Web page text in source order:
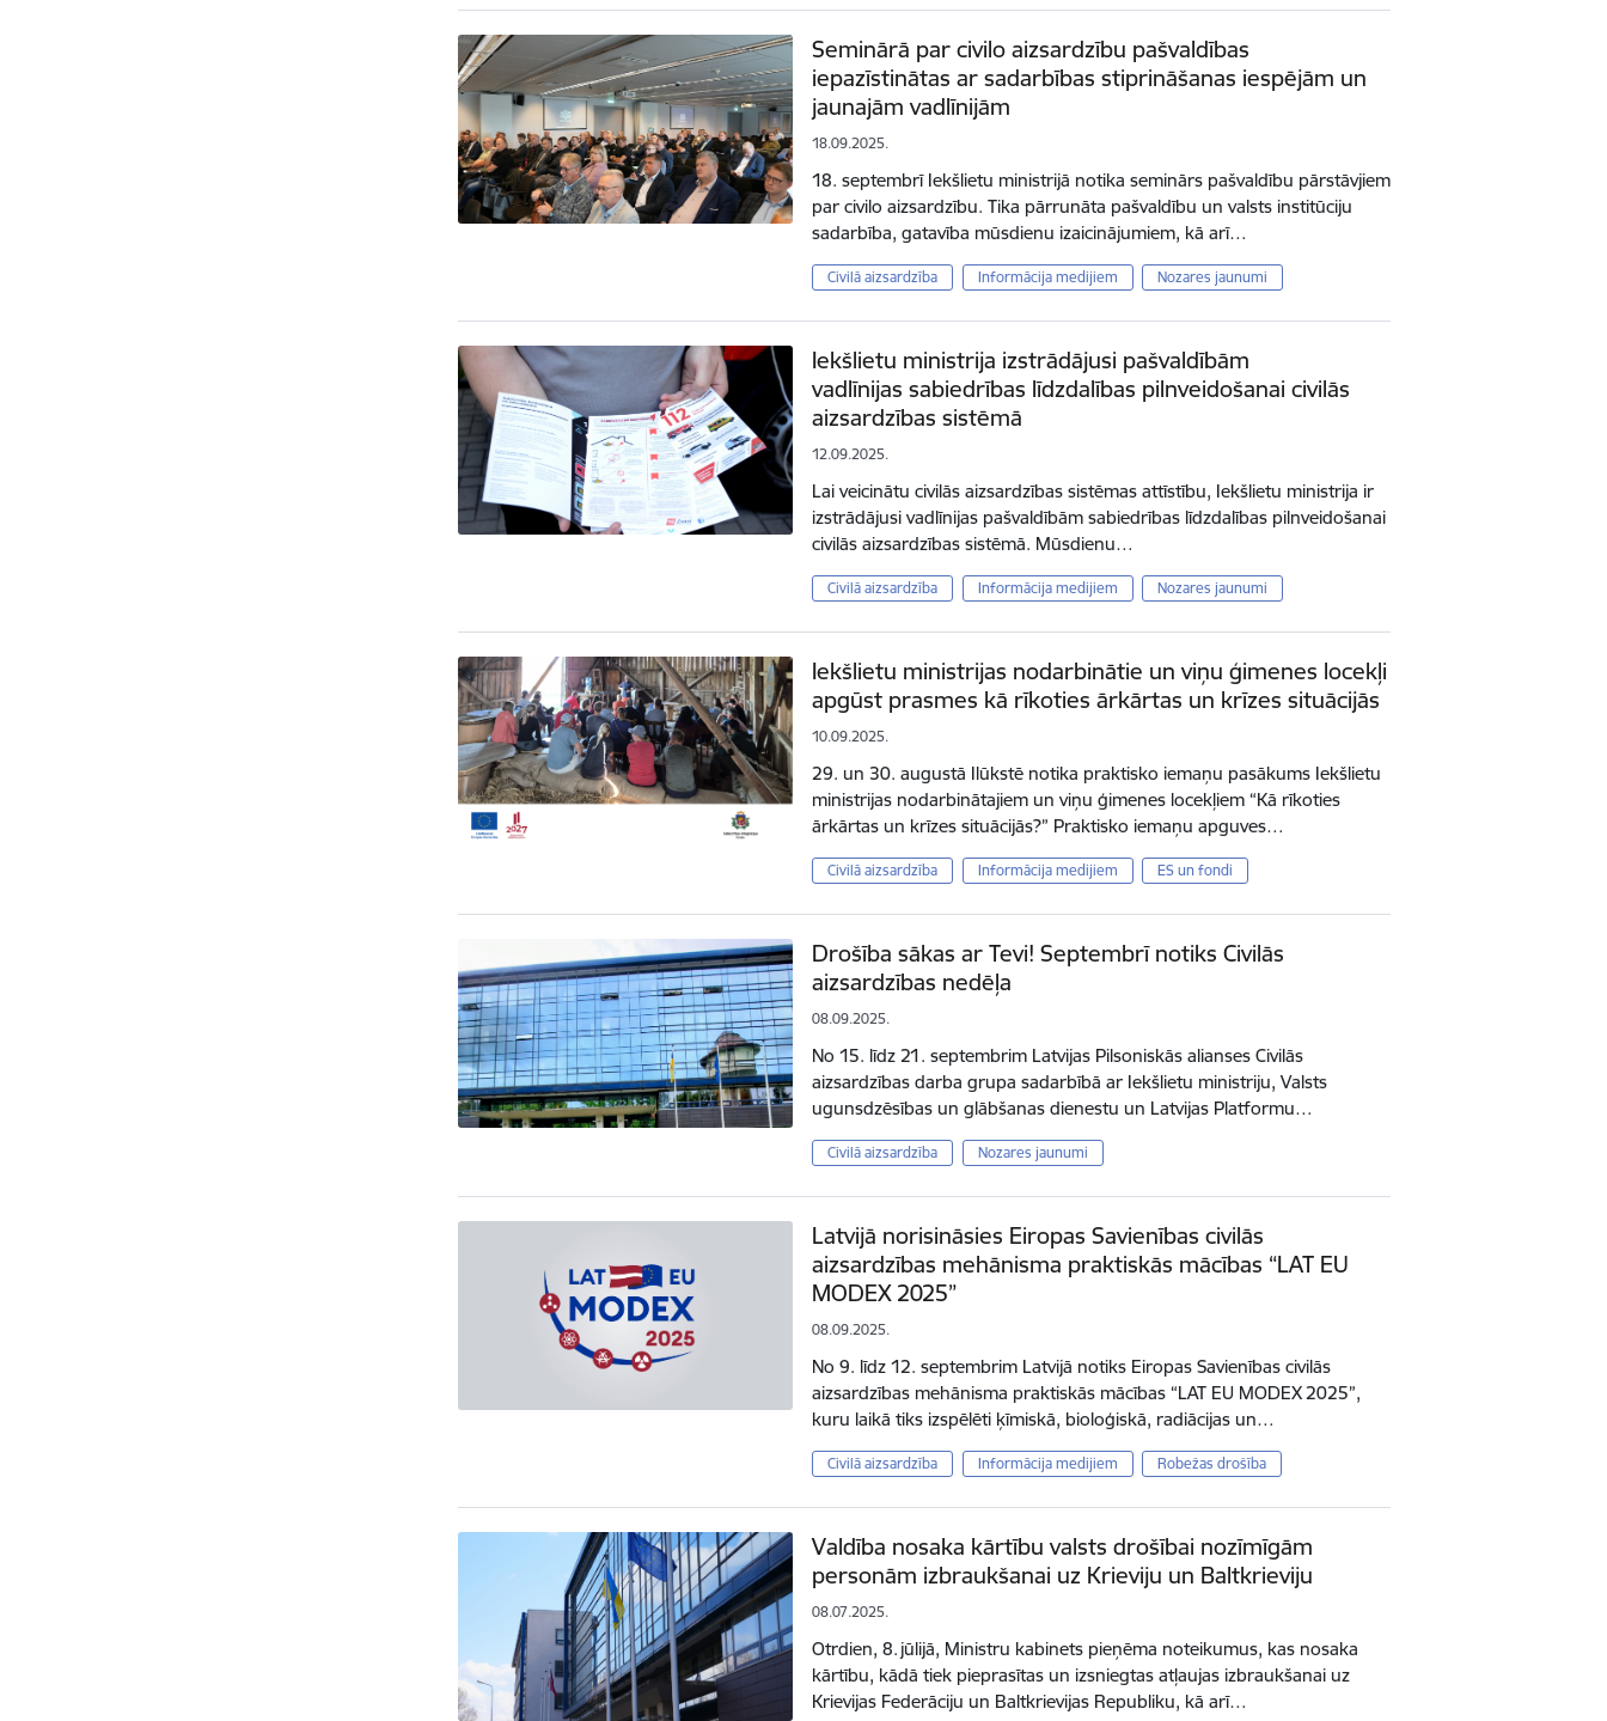
Seminārā par civilo aizsardzību pašvaldības
iepazīstinātas ar sadarbības stiprināšanas iespējām un
jaunajām vadlīnijām
18.09.2025.
18. septembrī Iekšlietu ministrijā notika seminārs pašvaldību pārstāvjiem
par civilo aizsardzību. Tika pārrunāta pašvaldību un valsts institūciju
sadarbība, gatavība mūsdienu izaicinājumiem, kā arī…
Civilā aizsardzība Informācija medijiem Nozares jaunumi
Iekšlietu ministrija izstrādājusi pašvaldībām
vadlīnijas sabiedrības līdzdalības pilnveidošanai civilās
aizsardzības sistēmā
12.09.2025.
Lai veicinātu civilās aizsardzības sistēmas attīstību, Iekšlietu ministrija ir
izstrādājusi vadlīnijas pašvaldībām sabiedrības līdzdalības pilnveidošanai
civilās aizsardzības sistēmā. Mūsdienu…
Civilā aizsardzība Informācija medijiem Nozares jaunumi
Iekšlietu ministrijas nodarbinātie un viņu ģimenes locekļi
apgūst prasmes kā rīkoties ārkārtas un krīzes situācijās
10.09.2025.
29. un 30. augustā Ilūkstē notika praktisko iemaņu pasākums Iekšlietu
ministrijas nodarbinātajiem un viņu ģimenes locekļiem “Kā rīkoties
ārkārtas un krīzes situācijās?” Praktisko iemaņu apguves…
Civilā aizsardzība Informācija medijiem ES un fondi
Drošība sākas ar Tevi! Septembrī notiks Civilās
aizsardzības nedēļa
08.09.2025.
No 15. līdz 21. septembrim Latvijas Pilsoniskās alianses Civilās
aizsardzības darba grupa sadarbībā ar Iekšlietu ministriju, Valsts
ugunsdzēsības un glābšanas dienestu un Latvijas Platformu…
Civilā aizsardzība Nozares jaunumi
Latvijā norisināsies Eiropas Savienības civilās
aizsardzības mehānisma praktiskās mācības “LAT EU
MODEX 2025”
08.09.2025.
No 9. līdz 12. septembrim Latvijā notiks Eiropas Savienības civilās
aizsardzības mehānisma praktiskās mācības “LAT EU MODEX 2025”,
kuru laikā tiks izspēlēti ķīmiskā, bioloģiskā, radiācijas un…
Civilā aizsardzība Informācija medijiem Robežas drošība
Valdība nosaka kārtību valsts drošībai nozīmīgām
personām izbraukšanai uz Krieviju un Baltkrieviju
08.07.2025.
Otrdien, 8. jūlijā, Ministru kabinets pieņēma noteikumus, kas nosaka
kārtību, kādā tiek pieprasītas un izsniegtas atļaujas izbraukšanai uz
Krievijas Federāciju un Baltkrievijas Republiku, kā arī…